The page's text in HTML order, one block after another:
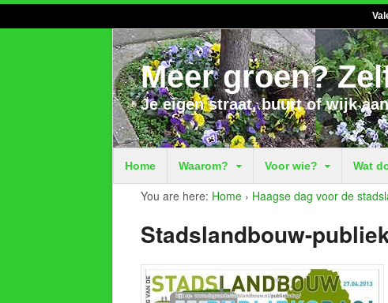
Meer groen?
Je eigen straat, buurt of wijk
Home Waarom? Voor wie? Wat
You are here: Home › Haagse dag voor de
Stadslandbouw-